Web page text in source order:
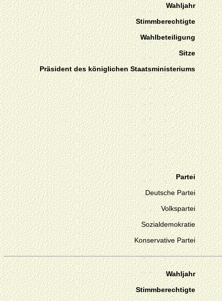
Wahljahr
Stimmberechtigte
Wahlbeteiligung
Sitze
Präsident des königlichen Staatsministeriums
Partei
Deutsche Partei
Volkspartei
Sozialdemokratie
Konservative Partei
Wahljahr
Stimmberechtigte